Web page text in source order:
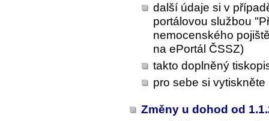
další údaje si v
portálovou službou
nemocenského
na ePortál ČSSZ)
takto doplněný
pro sebe si
Změny u dohod od